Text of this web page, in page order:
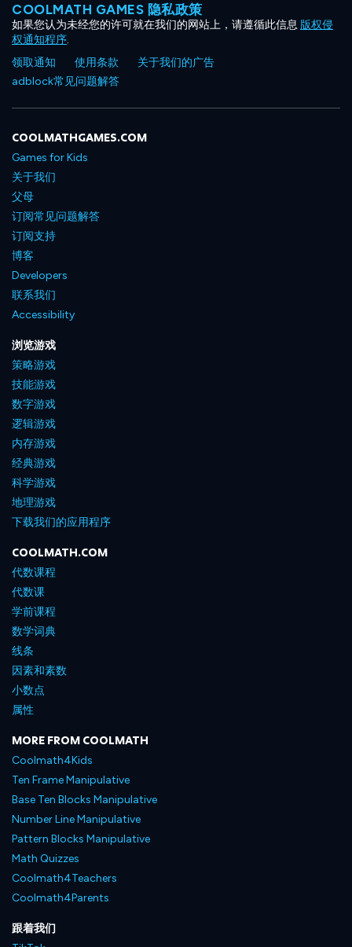
COOLMATH GAMES 隐私政策
如果您认为未经您的许可就在我们的网站上，请遵循此信息 版权侵
权通知程序.
领取通知
使用条款
关于我们的广告
adblock常见问题解答
COOLMATHGAMES.COM
Games for Kids
关于我们
父母
订阅常见问题解答
订阅支持
博客
Developers
联系我们
Accessibility
浏览游戏
策略游戏
技能游戏
数字游戏
逻辑游戏
内存游戏
经典游戏
科学游戏
地理游戏
下载我们的应用程序
COOLMATH.COM
代数课程
代数课
学前课程
数学词典
线条
因素和素数
小数点
属性
MORE FROM COOLMATH
Coolmath4Kids
Ten Frame Manipulative
Base Ten Blocks Manipulative
Number Line Manipulative
Pattern Blocks Manipulative
Math Quizzes
Coolmath4Teachers
Coolmath4Parents
跟着我们